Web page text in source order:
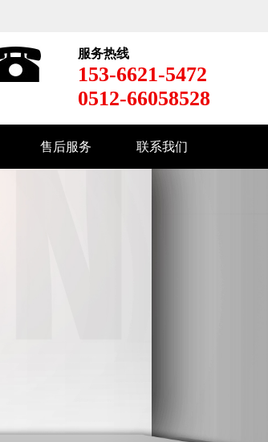
服务热线
153-6621-5472
0512-66058528
售后服务 联系我们